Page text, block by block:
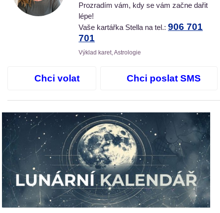
Prozradím vám, kdy se vám začne dařit
lépe!
Vaše kartářka Stella na tel.: 906 701
701
Výklad karet, Astrologie
Chci volat Chci poslat SMS